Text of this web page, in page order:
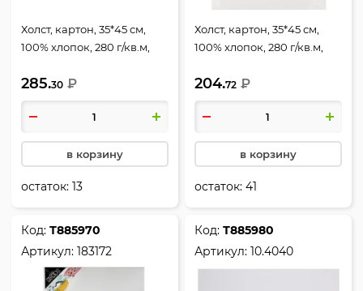
Холст, картон, 35*45 см,
100% хлопок, 280 г/кв.м,
285.30 ₽
в корзину
остаток:13
Холст, картон, 35*45 см,
100% хлопок, 280 г/кв.м,
183171
204.72 ₽
в корзину
остаток:41
Код:Т885970
Артикул:183172
Код:Т885980
Артикул:10.4040